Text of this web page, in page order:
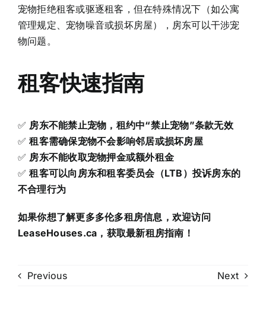
宠物拒绝租客或驱逐租客，但在特殊情况下（如公寓
管理规定、宠物噪音或损坏房屋），房东可以干涉宠
物问题。
租客快速指南
✅ 房东不能禁止宠物，租约中“禁止宠物”条款无效
✅租客需确保宠物不会影响邻居或损坏房屋
✅ 房东不能收取宠物押金或额外租金
✅租客可以向房东和租客委员会（LTB）投诉房东的
不合理行为
如果你想了解更多多伦多租房信息，欢迎访问
LeaseHouses.ca，获取最新租房指南！
Previous Next